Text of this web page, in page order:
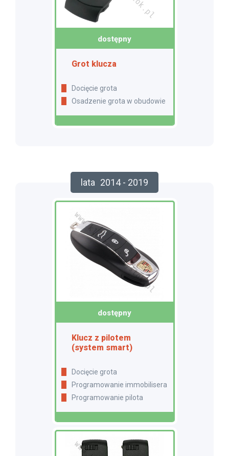
dostępny
Grot klucza
Docięcie grota
Osadzenie grota w obudowie
lata 2014 - 2019
dostępny
Klucz z pilotem
(system smart)
Docięcie grota
Programowanie immobilisera
Programowanie pilota